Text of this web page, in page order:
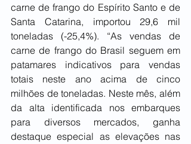
carne de frango do Espírito Santo e de
Santa Catarina, importou 29,6 mil
toneladas (-25,4%). “As vendas de
carne de frango do Brasil seguem em
patamares indicativos para vendas
totais neste ano acima de cinco
milhões de toneladas. Neste mês, além
da alta identificada nos embarques
para diversos mercados, ganha
destaque especial as elevações nas